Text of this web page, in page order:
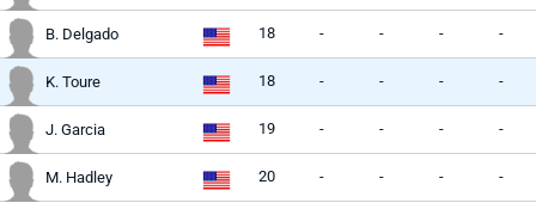
B. Delgado 18 - - - -
K. Toure 18 - - - -
J. Garcia 19 - - - -
M. Hadley 20 - - - -